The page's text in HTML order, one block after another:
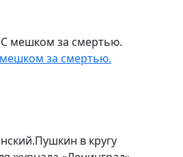
за смертью.